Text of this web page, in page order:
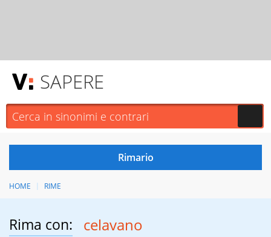
SAPERE
HOME RIME
Rima con: celavano